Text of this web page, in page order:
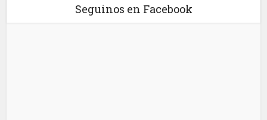
Seguinos en Facebook